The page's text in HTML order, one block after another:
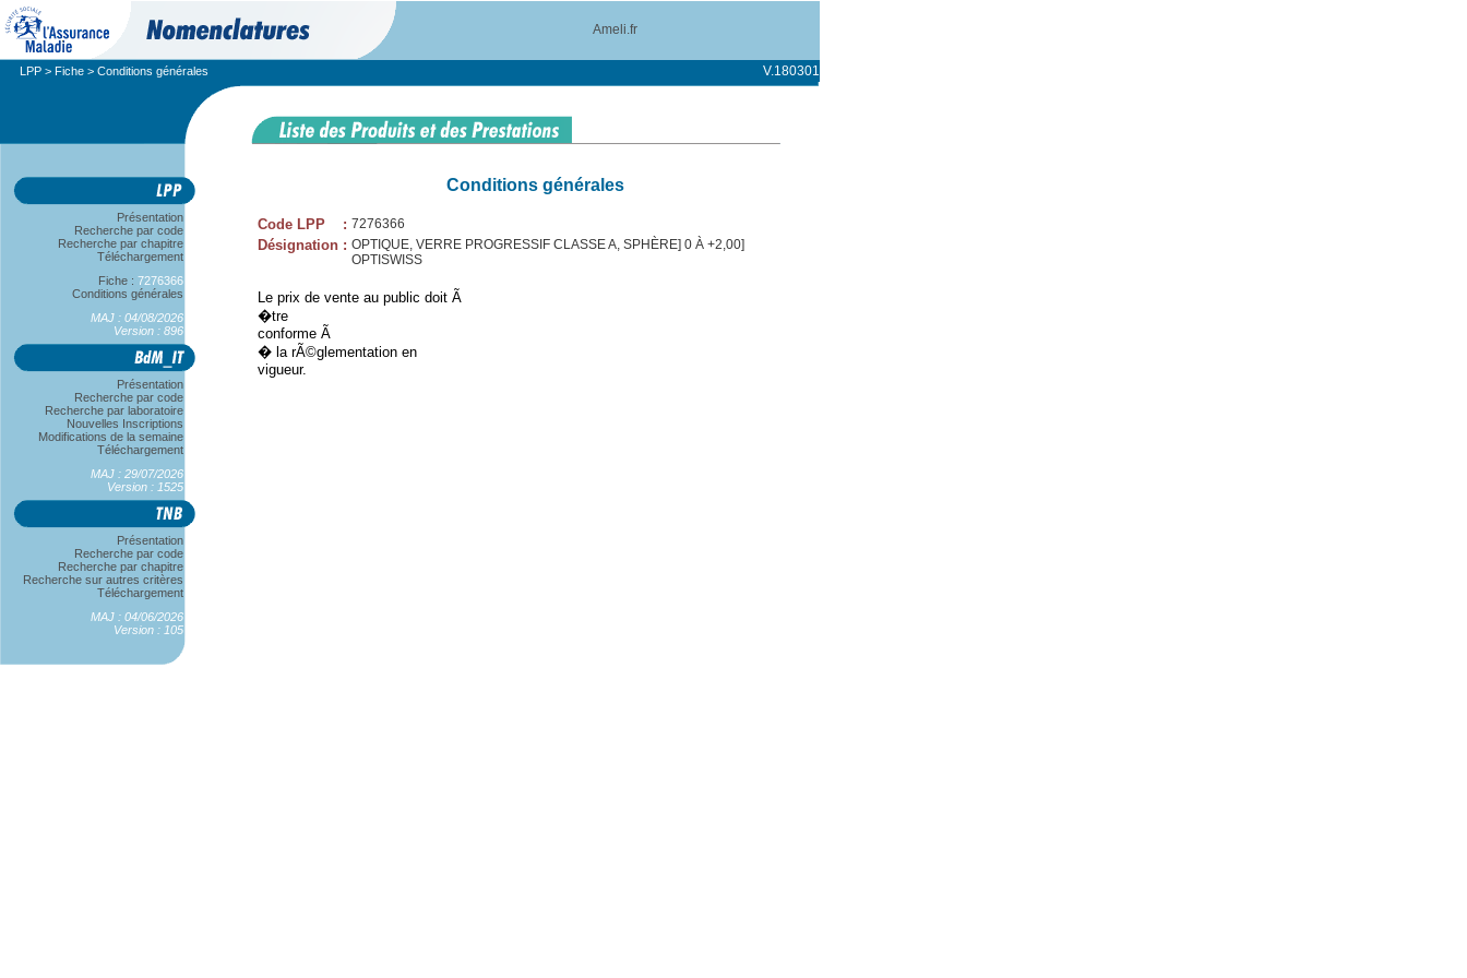
Ameli.fr
LPP > Fiche > Conditions générales V.180301
Présentation
Recherche par code
Recherche par chapitre
Téléchargement
Fiche : 7276366
Conditions générales
MAJ : 04/08/2026
Version : 896
Présentation
Recherche par code
Recherche par laboratoire
Nouvelles Inscriptions
Modifications de la semaine
Téléchargement
MAJ : 29/07/2026
Version : 1525
Présentation
Recherche par code
Recherche par chapitre
Recherche sur autres critères
Téléchargement
MAJ : 04/06/2026
Version : 105
Conditions générales
Code LPP : 7276366
Désignation : OPTIQUE, VERRE PROGRESSIF CLASSE A, SPHÈRE] 0 À +2,00]
OPTISWISS
Le prix de vente au public doit Ã
�tre
conforme Ã
� la rÃ©glementation en
vigueur.